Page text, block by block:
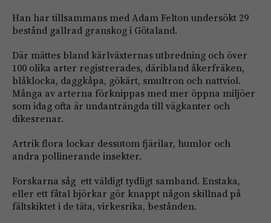
Han har tillsammans med Adam Felton undersökt 29
bestånd gallrad granskog i Götaland.
Där mättes bland kärlväxternas utbredning och över
100 olika arter registrerades, däribland åkerfräken,
blåklocka, daggkåpa, gökärt, smultron och nattviol.
Många av arterna förknippas med mer öppna miljöer
som idag ofta är undanträngda till vägkanter och
dikesrenar.
Artrik flora lockar dessutom fjärilar, humlor och
andra pollinerande insekter.
Forskarna såg ett väldigt tydligt samband. Enstaka,
eller ett fåtal björkar gör knappt någon skillnad på
fältskiktet i de täta, virkesrika, bestånden.